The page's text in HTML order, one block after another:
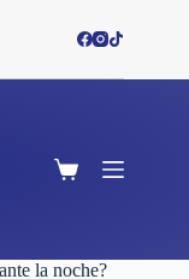
Shopping
la noche?